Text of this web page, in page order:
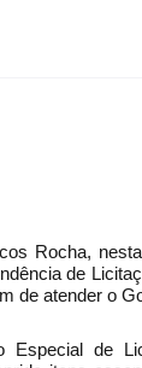
Rocha,
de
de atender o
Especial de